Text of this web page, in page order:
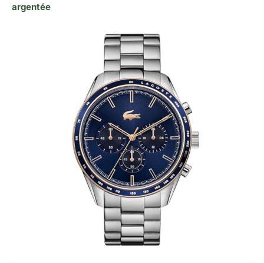
argentée